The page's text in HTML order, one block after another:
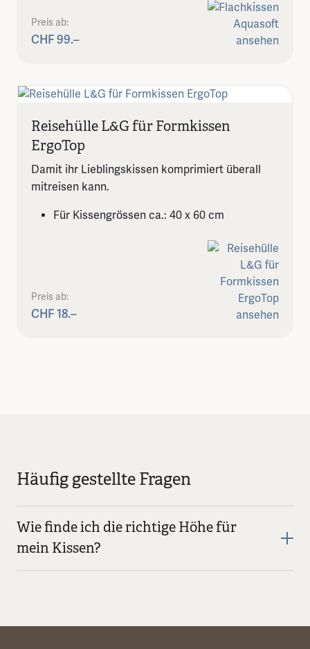
Preis ab:
CHF 99.–
Reisehülle L&G für Formkissen
ErgoTop
Damit ihr Lieblingskissen komprimiert überall
mitreisen kann.
Für Kissengrössen ca.: 40 x 60 cm
Preis ab:
CHF 18.–
Häufig gestellte Fragen
Wie finde ich die richtige Höhe für
mein Kissen?